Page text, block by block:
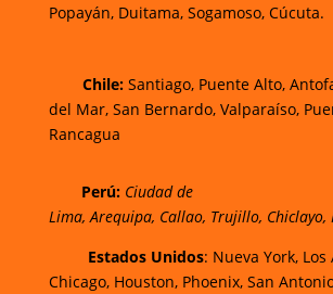
Popayán, Duitama, Sogamoso, Cúcuta.
Chile:Santiago, Puente Alto,
del Mar, San Bernardo, Valparaíso,
Rancagua
Perú: Ciudad de
Lima, Arequipa, Callao, Trujillo, Chiclayo,
Estados Unidos: Nueva York, Los
Chicago, Houston, Phoenix, San